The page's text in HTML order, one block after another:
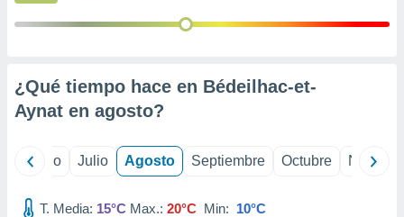
¿Qué tiempo hace en Bédeilhac-et-
Aynat en agosto?
Junio Julio Agosto Septiembre Octubre
T. Media: 15°C Max.: 20°C Min: 10°C